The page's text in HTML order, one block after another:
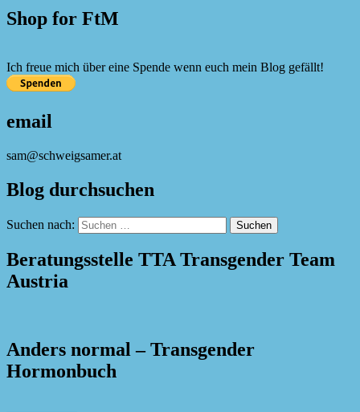
Shop for FtM
Ich freue mich über eine Spende wenn euch mein Blog gefällt!
email
sam@schweigsamer.at
Blog durchsuchen
Suchen nach:
Beratungsstelle TTA Transgender Team
Austria
Anders normal – Transgender
Hormonbuch